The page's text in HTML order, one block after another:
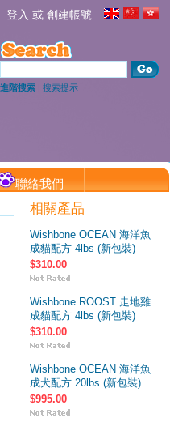
登入 或 創建帳號
進階搜索 | 搜索提示
聯絡我們
相關產品
Wishbone OCEAN 海洋魚
成貓配方 4lbs (新包裝)
$310.00
Wishbone ROOST 走地雞
成貓配方 4lbs (新包裝)
$310.00
Wishbone OCEAN 海洋魚
成犬配方 20lbs (新包裝)
$995.00